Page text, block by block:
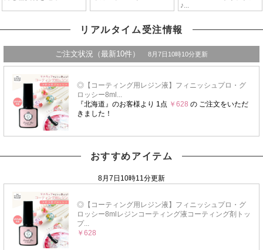
リアルタイム受注情報
おすすめアイテム